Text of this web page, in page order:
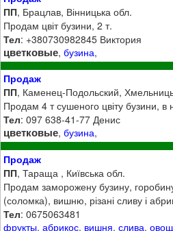
ПП, Брацлав, Вінницька обл.
Продам цвіт бузини, 2 т.
Тел: +380730982845 Виктория
цветковые,бузина,
Продаж
ПП, Каменец-Подольский,
Продам 4 т сушеного цвіту бузини, в
Тел: 097 638-41-77 Денис
цветковые,бузина,
Продаж
ПП, Тараща , Київська обл.
Продам заморожену бузину,
(соломка), вишню, різані сливу і
Тел: 0675063481
фрукты,абрикос, вишня,слива,